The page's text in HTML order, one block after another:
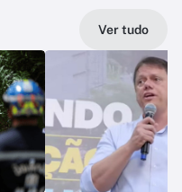
Ver tudo